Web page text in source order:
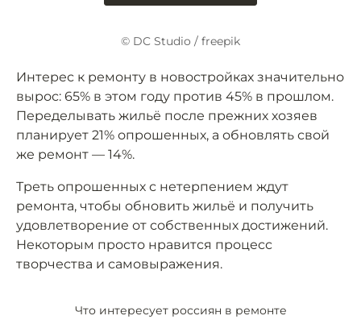
© DC Studio / freepik
Интерес к ремонту в новостройках значительно
вырос: 65% в этом году против 45% в прошлом.
Переделывать жильё после прежних хозяев
планирует 21% опрошенных, а обновлять свой
же ремонт — 14%.
Треть опрошенных с нетерпением ждут
ремонта, чтобы обновить жильё и получить
удовлетворение от собственных достижений.
Некоторым просто нравится процесс
творчества и самовыражения.
Что интересует россиян в ремонте